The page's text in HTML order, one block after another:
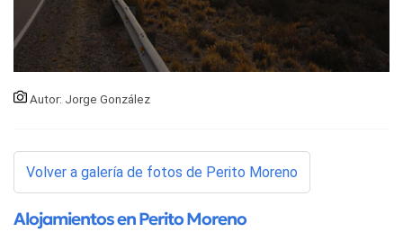
Autor: Jorge González
Volver a galería de fotos de Perito Moreno
Alojamientos en Perito Moreno